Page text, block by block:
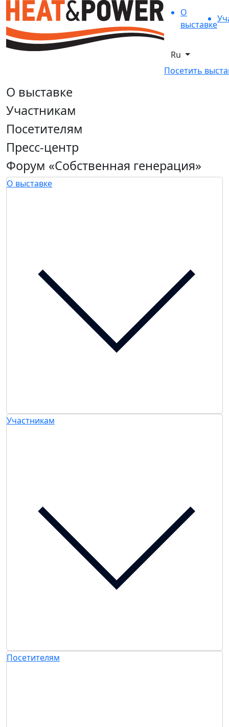
О
выставке
Ru
Посетить
О выставке
Участникам
Посетителям
Пресс-центр
Форум «Собственная генерация»
О выставке
Участникам
Посетителям